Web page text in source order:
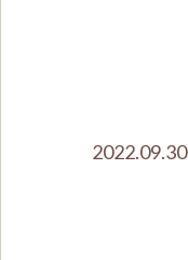
2022.09.30